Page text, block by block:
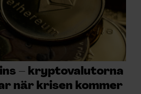
– kryptovalutorna
när krisen kommer